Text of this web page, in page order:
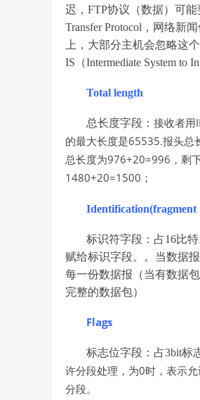
迟，FTP协议（数据）可
Transfer Protocol，网络新
上，大部分主机会忽略这
IS（Intermediate System to
Total length
总长度字段： 接收者用
的最大长度是65535.报头总
总长度为976+20=996 ，剩
1480+20=1500 ；
Identification(fragment
标识符字段：占16比
赋给标识字段。。当数据
每一份数据报（当有数据
完整的数据包）
Flags
标志位字段：占3bit标
许分段处理，为0时，表示
分段。